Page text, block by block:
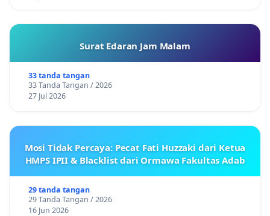
Surat Edaran Jam Malam
33 tanda tangan
33 Tanda Tangan / 2026
27 Jul 2026
Mosi Tidak Percaya: Pecat Fati Huzzaki dari Ketua
HMPS IPII & Blacklist dari Ormawa Fakultas Adab
29 tanda tangan
29 Tanda Tangan / 2026
16 Jun 2026